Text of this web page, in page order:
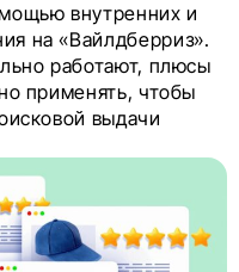
внутренних и
на «Вайлдберриз».
работают, плюсы
применять, чтобы
выдачи